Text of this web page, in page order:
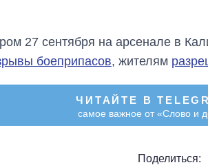
27 сентября на арсенале в
боеприпасов, жителям
ЧИТАЙТЕ В
самое важное от «Слово и
Поделиться: